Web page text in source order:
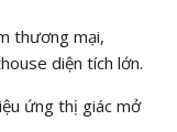
thương mại,
diện tích lớn.
ứng thị giác mở